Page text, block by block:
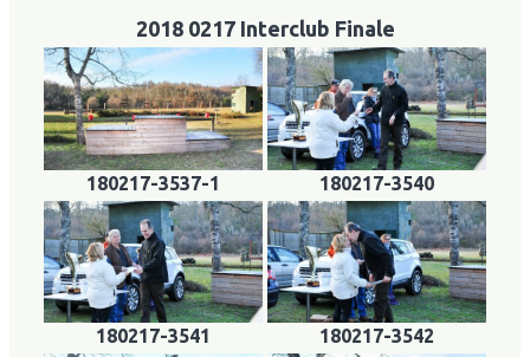
2018 0217 Interclub Finale
180217-3537-1 180217-3540
180217-3541 180217-3542